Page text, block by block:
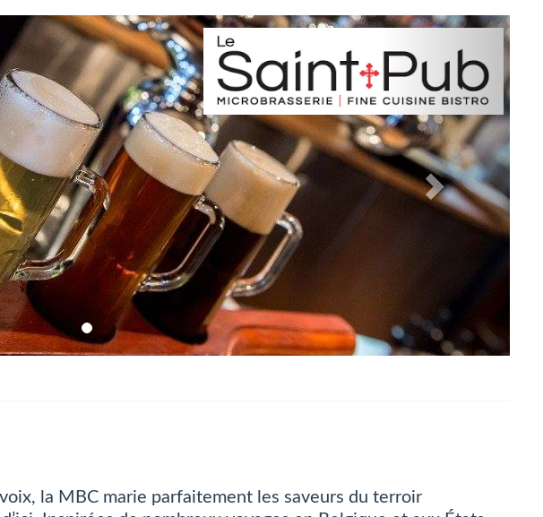
Next
la MBC marie parfaitement les saveurs du terroir